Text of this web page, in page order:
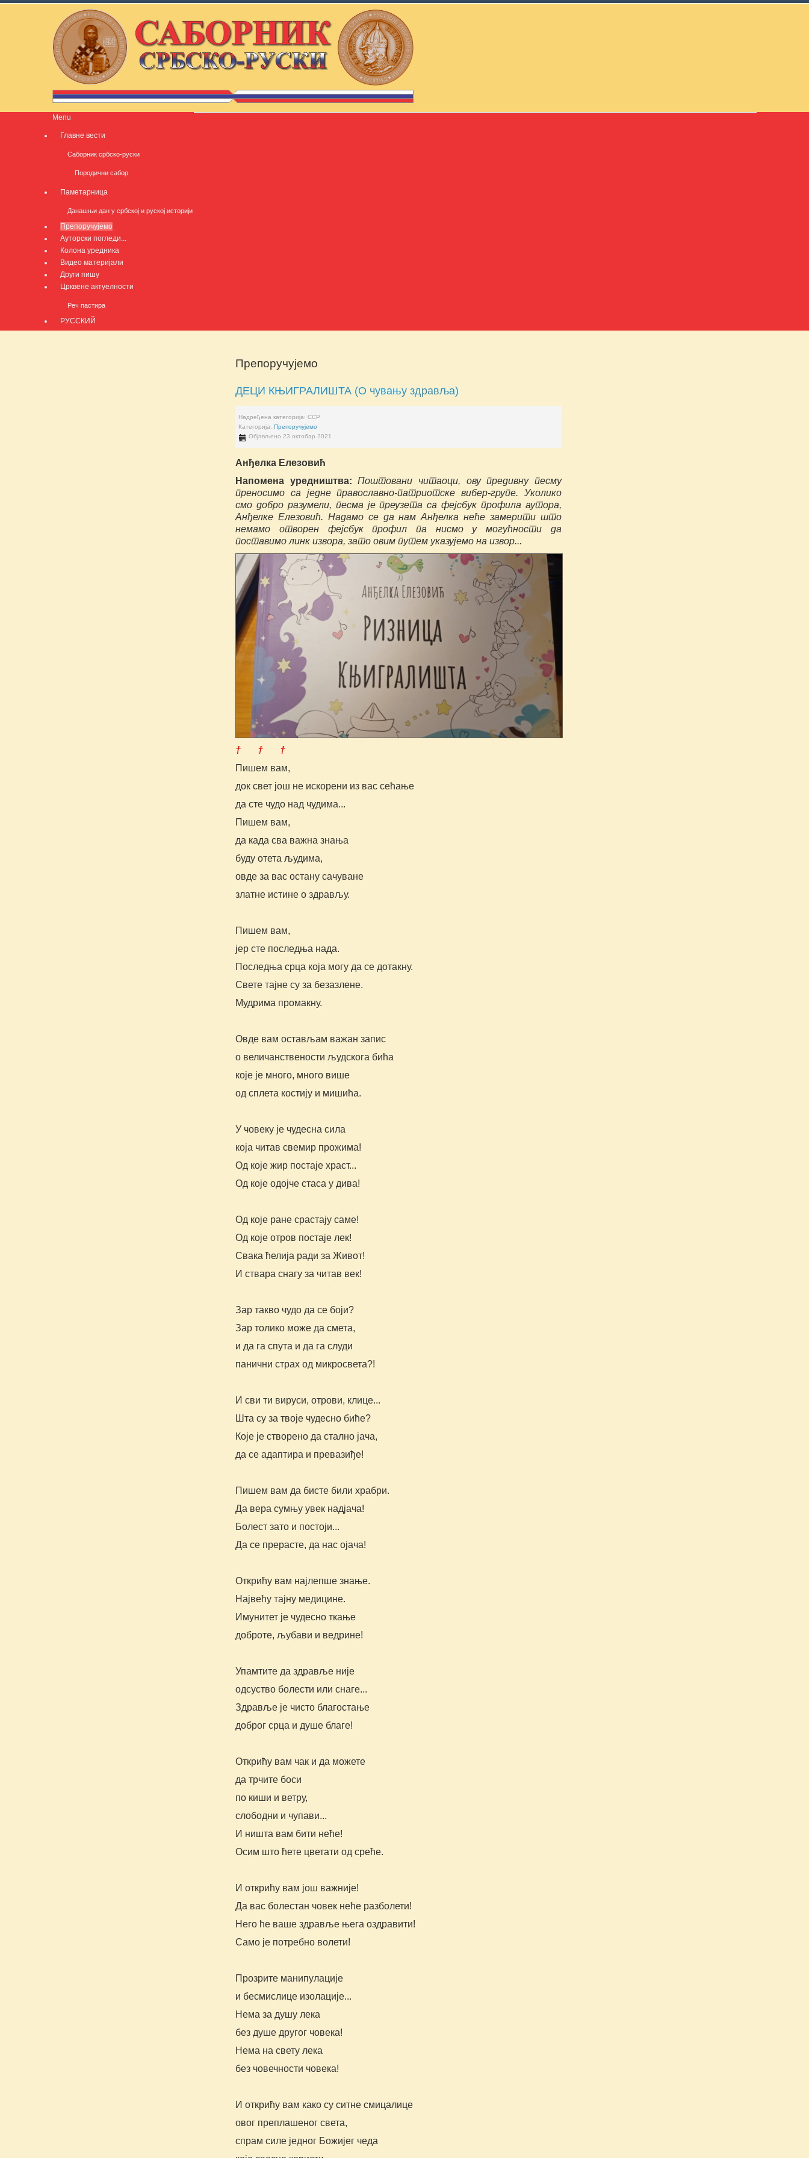
Menu
Главне вести
Саборник србско-руски
Породични сабор
Паметарница
Данашњи дан у србској и руској историји
Препоручујемо
Ауторски погледи...
Колона уредника
Видео материјали
Други пишу
Црквене актуелности
Реч пастира
РУССКИЙ
Препоручујемо
ДЕЦИ КЊИГРАЛИШТА (О чувању здравља)
Надређена категорија:ССР
Категорија:Препоручујемо
Објављено 23 октобар 2021
Анђелка Елезовић
Напомена уредништва:
Поштовани читаоци, ову предивну песму
преносимо са једне православно-патриотске вибер-групе. Уколико
смо добро разумели, песма је преузета са фејсбук профила аутора,
Анђелке Елезовић. Надамо се да нам Анђелка неће замерити што
немамо отворен фејсбук профил па нисмо у могућности да
поставимо линк извора, зато овим путем указујемо на извор...
† † †
Пишем вам,
док свет још не искорени из вас сећање
да сте чудо над чудима...
Пишем вам,
да када сва важна знања
буду отета људима,
овде за вас остану сачуване
златне истине о здрављу.
Пишем вам,
јер сте последња нада.
Последња срца која могу да се дотакну.
Свете тајне су за безазлене.
Мудрима промакну.
Овде вам остављам важан запис
о величанствености људскога бића
које је много, много више
од сплета костију и мишића.
У човеку је чудесна сила
која читав свемир прожима!
Од које жир постаје храст...
Од које одојче стаса у дива!
Од које ране срастају саме!
Од које отров постаје лек!
Свака ћелија ради за Живот!
И ствара снагу за читав век!
Зар такво чудо да се боји?
Зар толико може да смета,
и да га спута и да га слуди
панични страх од микросвета?!
И сви ти вируси, отрови, клице...
Шта су за твоје чудесно биће?
Које је створено да стално јача,
да се адаптира и превазиђе!
Пишем вам да бисте били храбри.
Да вера сумњу увек надјача!
Болест зато и постоји...
Да се прерасте, да нас ојача!
Открићу вам најлепше знање.
Највећу тајну медицине.
Имунитет је чудесно ткање
доброте, љубави и ведрине!
Упамтите да здравље није
одсуство болести или снаге...
Здравље је чисто благостање
доброг срца и душе благе!
Открићу вам чак и да можете
да трчите боси
по киши и ветру,
слободни и чупави...
И ништа вам бити неће!
Осим што ћете цветати од среће.
И открићу вам још важније!
Да вас болестан човек неће разболети!
Него ће ваше здравље њега оздравити!
Само је потребно волети!
Прозрите манипулације
и бесмислице изолације...
Нема за душу лека
без душе другог човека!
Нема на свету лека
без човечности човека!
И открићу вам како су ситне смицалице
овог преплашеног света,
спрам силе једног Божијег чеда